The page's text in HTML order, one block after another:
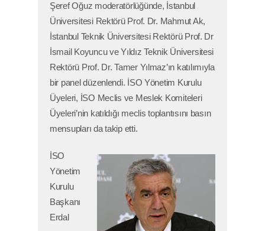
Şeref Oğuz moderatörlüğünde, İstanbul
Üniversitesi Rektörü Prof. Dr. Mahmut Ak,
İstanbul Teknik Üniversitesi Rektörü Prof. Dr
İsmail Koyuncu ve Yıldız Teknik Üniversitesi
Rektörü Prof. Dr. Tamer Yılmaz’ın katılımıyla
bir panel düzenlendi. İSO Yönetim Kurulu
Üyeleri, İSO Meclis ve Meslek Komiteleri
Üyeleri’nin katıldığı meclis toplantısını basın
mensupları da takip etti.
İSO
Yönetim
Kurulu
Başkanı
Erdal